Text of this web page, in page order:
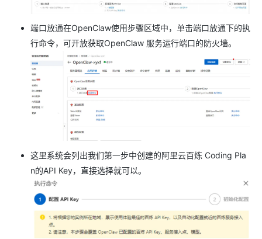
端口放通在OpenClaw使用步骤区域中，单击端口放通下的执
行命令，可开放获取OpenClaw 服务运行端口的防火墙。
这里系统会列出我们第一步中创建的阿里云百炼 Coding Pla
n的API Key，直接选择就可以。